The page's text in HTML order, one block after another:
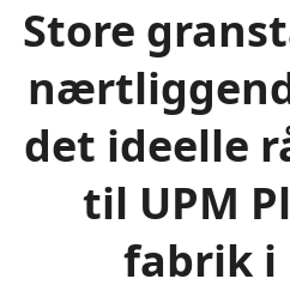
Store
det ideelle
til UPM
fabrik i